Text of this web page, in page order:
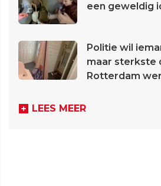
een geweldig
Politie wil
maar sterkste
Rotterdam
LEES MEER